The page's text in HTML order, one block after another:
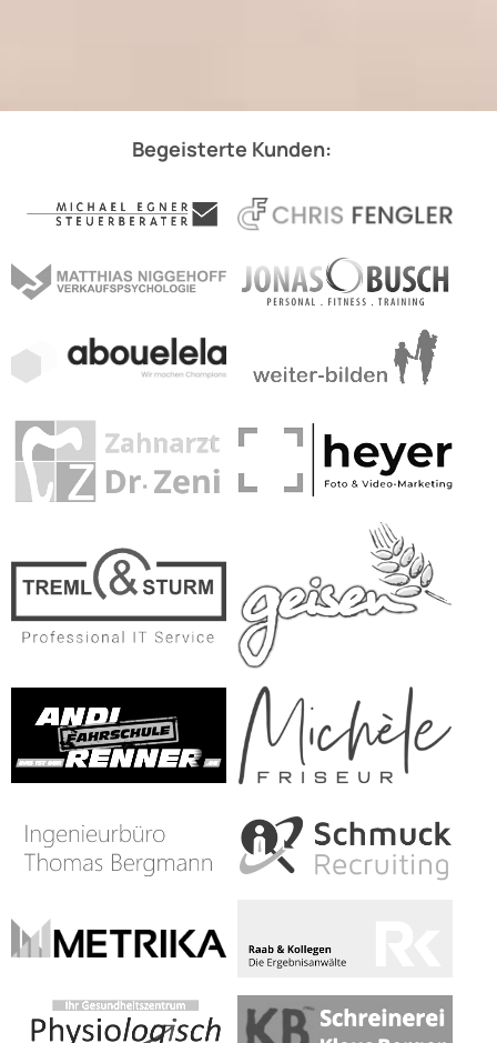
Begeisterte Kunden: